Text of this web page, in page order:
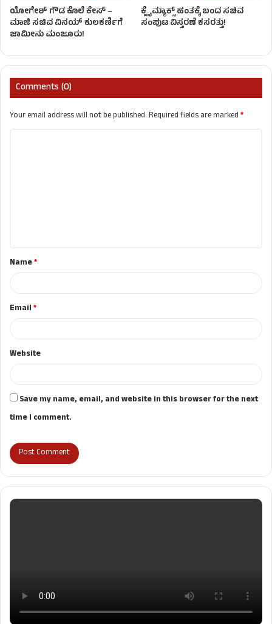
ಯೋಗೇಶ್ ಗೌಡ ಕೊಲೆ ಕೇಸ್ –
ಮಾಜಿ ಸಚಿವ ವಿನಯ್ ಕುಲಕರ್ಣಿಗೆ
ಜಾಮೀನು ಮಂಜೂರು!
ಕ್ಲೈಮ್ಯಾಕ್ಸ್ ಹಂತಕ್ಕೆ ಬಂದ ಸಚಿವ
ಸಂಪುಟ ವಿಸ್ತರಣೆ ಕಸರತ್ತು!
Comments (0)
Your email address will not be published.Required fields are marked*
t
*Name*
Email*
Website
Save my name, email, and website in this browser for the next
time I comment.